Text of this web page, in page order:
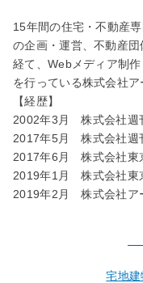
15年間の住宅・不動産
の企画・運営、不動産
経て、Webメディア制
を行っている株式会社ア
【経歴】
2002年3月 株式会社週
2017年5月 株式会社週
2017年6月 株式会社東
2019年1月 株式会社東
2019年2月 株式会社ア
宅地